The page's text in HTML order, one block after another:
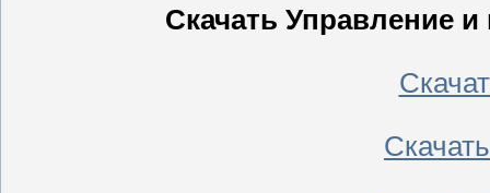
Скачать Управление